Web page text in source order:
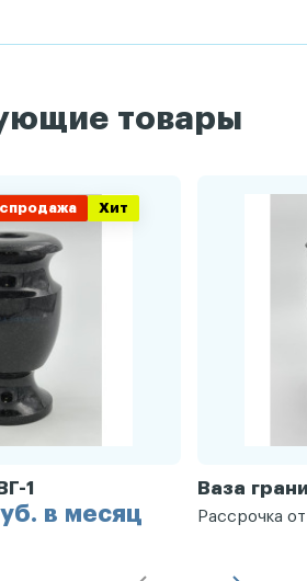
товары
Хит
1
в месяц
Ваза
Рассрочка